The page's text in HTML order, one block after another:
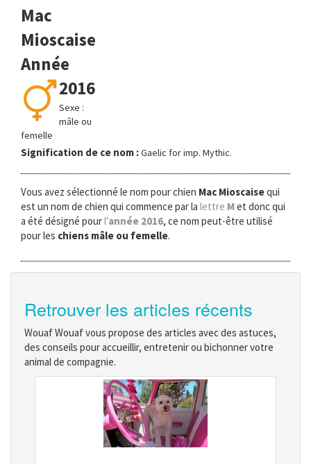
Mac
Mioscaise
Année
2016
Sexe :
mâle ou
femelle
Signification de ce nom :Gaelic for imp. Mythic.
Vous avez sélectionné le nom pour chien Mac Mioscaisequi
est un nom de chien qui commence par la lettre Met donc qui
a été désigné pourl'année 2016, ce nom peut-être utilisé
pour les chiens mâle ou femelle.
Retrouver les articles récents
Wouaf Wouaf vous propose des articles avec des astuces,
des conseils pour accueillir, entretenir ou bichonner votre
animal de compagnie.